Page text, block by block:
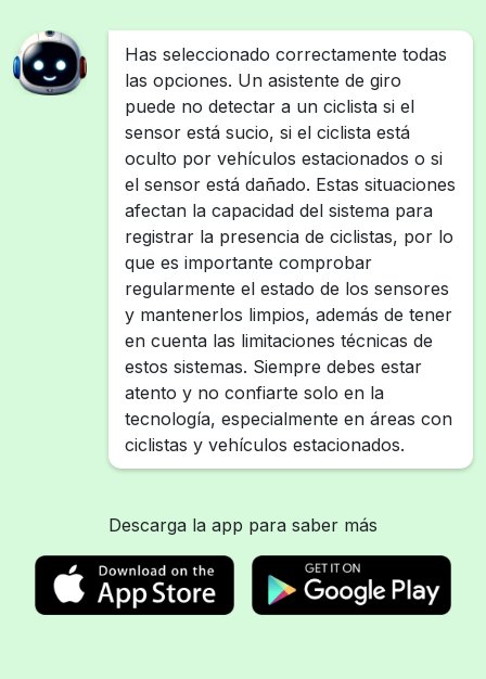
Has seleccionado correctamente todas
las opciones. Un asistente de giro
puede no detectar a un ciclista si el
sensor está sucio, si el ciclista está
oculto por vehículos estacionados o si
el sensor está dañado. Estas situaciones
afectan la capacidad del sistema para
registrar la presencia de ciclistas, por lo
que es importante comprobar
regularmente el estado de los sensores
y mantenerlos limpios, además de tener
en cuenta las limitaciones técnicas de
estos sistemas. Siempre debes estar
atento y no confiarte solo en la
tecnología, especialmente en áreas con
ciclistas y vehículos estacionados.
Descarga la app para saber más